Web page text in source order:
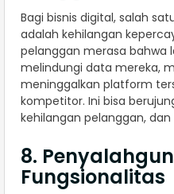
Bagi bisnis digital, salah
adalah kehilangan
pelanggan merasa bahwa
melindungi data mereka,
meninggalkan platform
kompetitor. Ini bisa
kehilangan pelanggan,
8.
Fungsionalitas